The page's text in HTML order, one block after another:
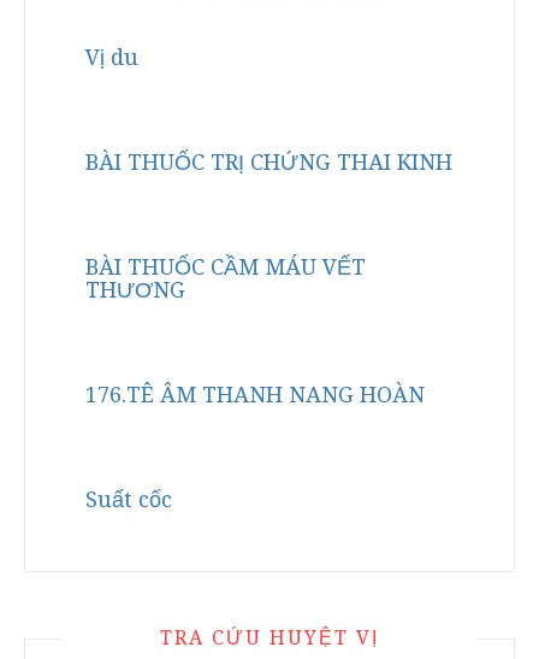
Vị du
BÀI THUỐC TRỊ CHỨNG THAI KINH
BÀI THUỐC CẦM MÁU VẾT
THƯƠNG
176.TÊ ÂM THANH NANG HOÀN
Suất cốc
TRA CỨU HUYỆT VỊ